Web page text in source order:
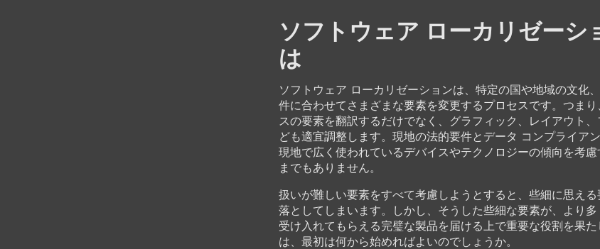
ソフトウェア ローカリゼーシ
は
ソフトウェア ローカリゼーションは、特定の国や地域の文化
件に合わせてさまざまな要素を変更するプロセスです。つま
スの要素を翻訳するだけでなく、グラフィック、レイアウト
ども適宜調整します。現地の法的要件とデータ コンプライアン
現地で広く使われているデバイスやテクノロジーの傾向を考慮
までもありません。
扱いが難しい要素をすべて考慮しようとすると、些細に思え
落としてしまいます。しかし、そうした些細な要素が、より
受け入れてもらえる完璧な製品を届ける上で重要な役割を果
は、最初は何から始めればよいのでしょうか。